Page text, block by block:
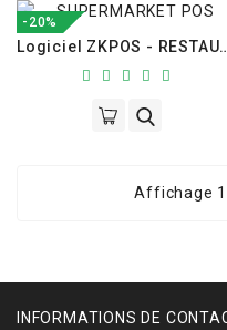
-20%
Logiciel
Affichage
INFORMATIONS DE